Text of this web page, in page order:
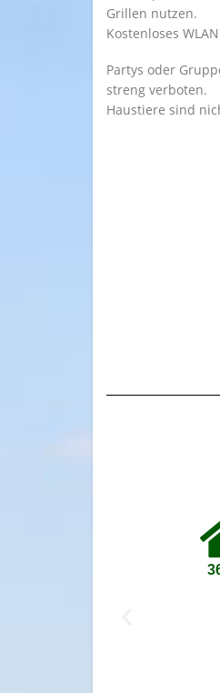
Grillen nutzen.
Kostenloses
Partys oder
streng verboten.
Haustiere sind